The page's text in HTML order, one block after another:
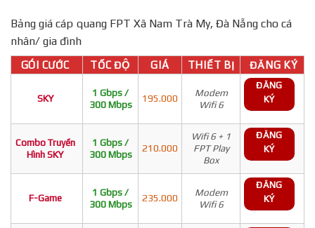
Bảng giá cáp quang FPT Xã Nam Trà My, Đà Nẵng cho cá
nhân/ gia đình
GÓI CƯỚC TỐC ĐỘ GIÁ THIẾT BỊ ĐĂNG KÝ
SKY
1 Gbps /
300 Mbps
195.000
Modem
Wifi 6
ĐĂNG
KÝ
Combo Truyền
Hình SKY
1 Gbps /
300 Mbps
210.000
Wifi 6 + 1
FPT Play
Box
ĐĂNG
KÝ
F-Game
1 Gbps /
300 Mbps
235.000
Modem
Wifi 6
ĐĂNG
KÝ